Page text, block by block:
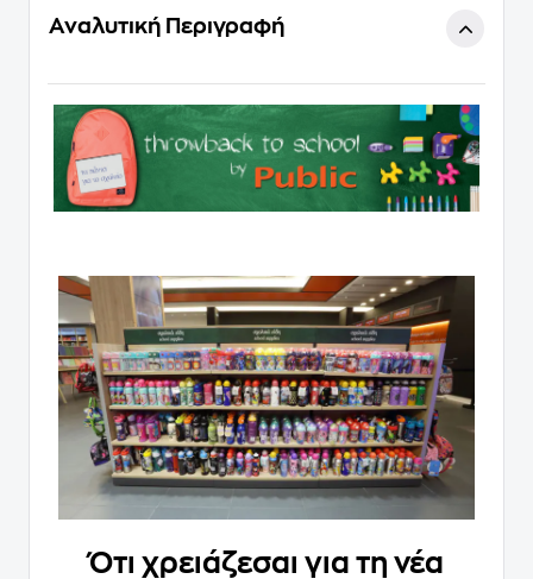
Αναλυτική Περιγραφή
Ότι χρειάζεσαι για τη νέα